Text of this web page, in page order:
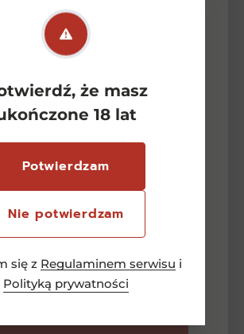
że masz
18 lat
Potwierdzam
Nie potwierdzam
się z Regulaminem serwisu i
Polityką prywatności
Newsletter
-15 zł
się aby otrzymać
na pierwsze zakupy